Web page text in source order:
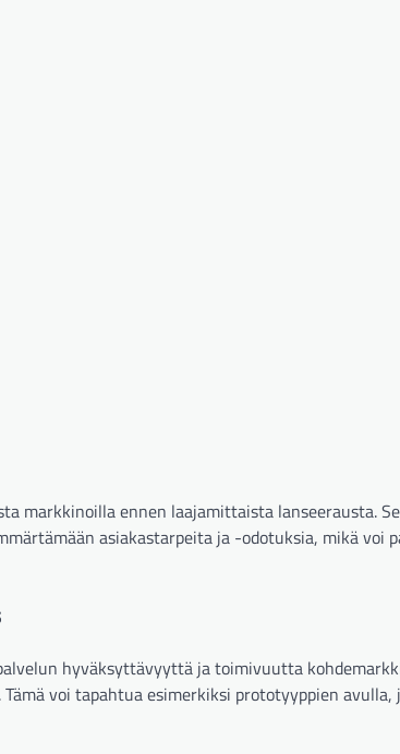
markkinoilla ennen laajamittaista lanseerausta.
asiakastarpeita ja -odotuksia, mikä voi
hyväksyttävyyttä ja toimivuutta
voi tapahtua esimerkiksi prototyyppien